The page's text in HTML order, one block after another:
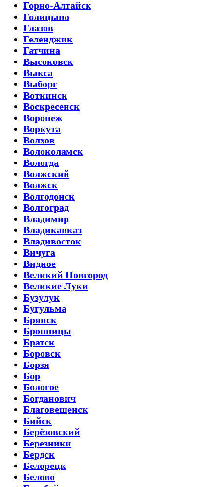
Горно-Алтайск
Голицыно
Глазов
Геленджик
Гатчина
Высоковск
Выкса
Выборг
Воткинск
Воскресенск
Воронеж
Воркута
Волхов
Волоколамск
Вологда
Волжский
Волжск
Волгодонск
Волгоград
Владимир
Владикавказ
Владивосток
Вичуга
Видное
Великий Новгород
Великие Луки
Бузулук
Бугульма
Брянск
Бронницы
Братск
Боровск
Борзя
Бор
Бологое
Богданович
Благовещенск
Бийск
Берёзовский
Березники
Бердск
Белорецк
Белово